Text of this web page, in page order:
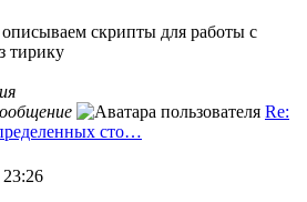
скрипты для работы с
тирику
Re:
сто…
23:26